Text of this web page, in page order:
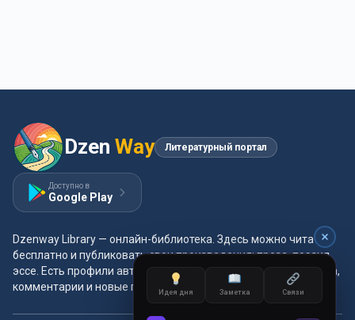
Dzen Way Литературный портал
Доступно в
Google Play
Dzenway Library — онлайн-библиотека. Здесь можно читать
бесплатно и публиковать свои произведения: проза, поэзия,
эссе. Есть профили авторов, жанры и метки, удобная читалка,
комментарии и новые главы каждый день.
Идея дня Заметка Связи